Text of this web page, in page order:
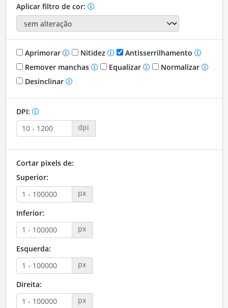
Aplicar filtro de cor:
Aprimorar Nitidez
Antisserrilhamento
Remover manchas
Equalizar
Normalizar
Desinclinar
DPI:
dpi
Cortar pixels de:
Superior:
px
Inferior:
px
Esquerda:
px
Direita:
px